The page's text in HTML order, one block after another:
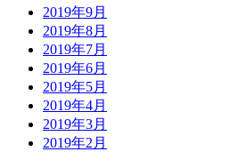
2019年9月
2019年8月
2019年7月
2019年6月
2019年5月
2019年4月
2019年3月
2019年2月